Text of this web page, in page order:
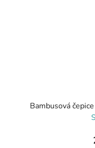
Bambusová